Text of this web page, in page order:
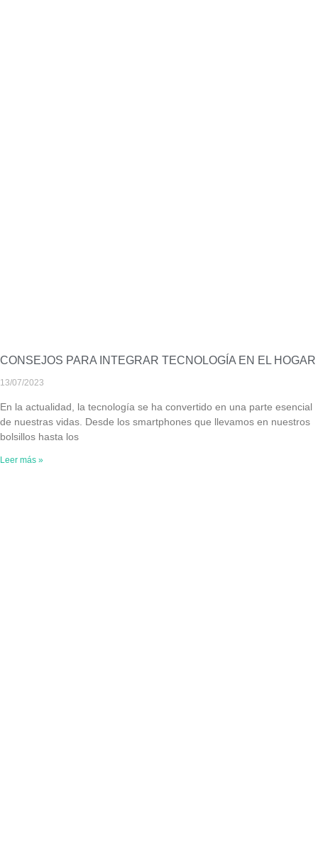
CONSEJOS PARA INTEGRAR TECNOLOGÍA EN EL HOGAR
13/07/2023
En la actualidad, la tecnología se ha convertido en una parte esencial
de nuestras vidas. Desde los smartphones que llevamos en nuestros
bolsillos hasta los
Leer más »